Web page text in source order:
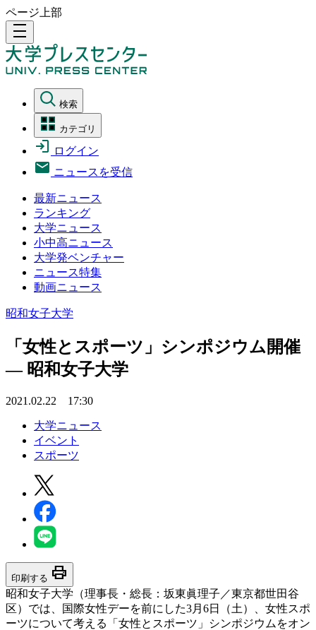
ページ上部
density_medium
検索
カテゴリ
ログイン
ニュースを受信
最新ニュース
ランキング
大学ニュース
小中高ニュース
大学発ベンチャー
ニュース特集
動画ニュース
昭和女子大学
「女性とスポーツ」シンポジウム開催
— 昭和女子大学
2021.02.22 17:30
大学ニュース
イベント
スポーツ
印刷する print
昭和女子大学（理事長・総長：坂東眞理子／東京都世田谷
区）では、国際女性デーを前にした3月6日（土）、女性スポ
ーツについて考える「女性とスポーツ」シンポジウムをオン